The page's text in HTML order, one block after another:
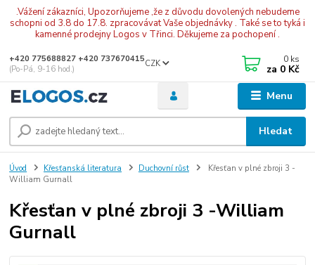
.Vážení zákazníci, Upozorňujeme ,že z důvodu dovolených nebudeme
schopni od 3.8 do 17.8. zpracovávat Vaše objednávky . Také se to tyká i
kamenné prodejny Logos v Třinci. Děkujeme za pochopení .
Menu
CZK
Hledat
+420 775688827 +420 737670415
(Po-Pá, 9-16 hod.)
0 ks
za 0 Kč
Úvod Křesťanská literatura Duchovní růst
Křesťan v plné zbroji 3 -
William Gurnall
Křesťan v plné zbroji 3 -William
Gurnall